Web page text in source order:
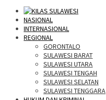
NASIONAL
INTERNASIONAL
REGIONAL
GORONTALO
SULAWESI BARAT
SULAWESI UTARA
SULAWESI TENGAH
SULAWESI SELATAN
SULAWESI TENGGARA